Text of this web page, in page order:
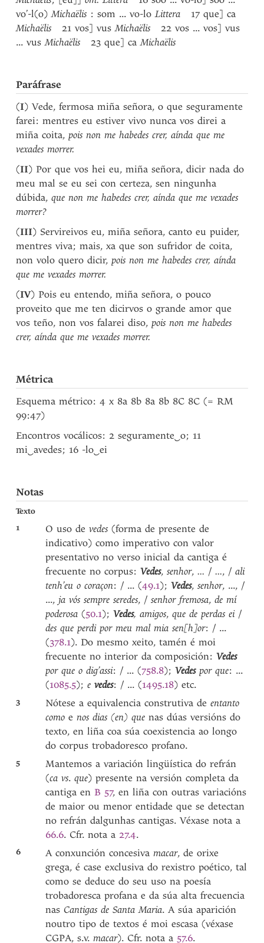
vo’-l(o)Michaëlis : som ... vo-loLittera 17 que] ca
Michaëlis
21 vos] vusMichaëlis 22 vos ... vos] vus
... vusMichaëlis 23 que] caMichaëlis
Paráfrase
(I) Vede, fermosa miña señora, o que seguramente
farei: mentres eu estiver vivo nunca vos direi a
miña coita,pois non me habedes crer, aínda que me
vexades morrer.
(II) Por que vos hei eu, miña señora, dicir nada do
meu mal se eu sei con certeza, sen ningunha
dúbida,que non me habedes crer, aínda que me vexades
morrer?
(III) Servireivos eu, miña señora, canto eu puider,
mentres viva; mais, xa que son sufridor de coita,
non volo quero dicir,pois non me habedes crer, aínda
que me vexades morrer.
(IV) Pois eu entendo, miña señora, o pouco
proveito que me ten dicirvos o grande amor que
vos teño, non vos falarei diso,pois non me habedes
crer, aínda que me vexades morrer.
Métrica
Esquema métrico: 4 x 8a 8b 8a 8b 8C 8C (= RM
99:47)
Encontros vocálicos: 2 seguramente ‿o; 11
mi ‿avedes; 16 -lo ‿ei
Notas
Texto
1
O uso devedes(forma de presente de
indicativo) como imperativo con valor
presentativo no verso inicial da cantiga é
frecuente no corpus:Vedes, senhor, ... / ..., / ali
tenh’eu o coraçon: / ... (49.1);Vedes, senhor, ..., /
..., ja vós sempre seredes, / senhor fremosa, de mí
poderosa(50.1);Vedes, amigos,que de perdas ei/
des que perdi por meu mal mia sen[h]or: / ...
(378.1). Do mesmo xeito, tamén é moi
frecuente no interior da composición:Vedes
por que o dig’assi: / ... (758.8);Vedespor que: ...
(1085.5);evedes: / ... (1495.18) etc.
3 Nótese a equivalencia construtiva deentanto
comoe nos dias (en) que nas dúas versións do
texto, en liña coa súa coexistencia ao longo
do corpus trobadoresco profano.
5
Mantemos a variación lingüística do refrán
(ca vs. que) presente na versión completa da
cantiga enB 57, en liña con outras variacións
de maior ou menor entidade que se detectan
no refrán dalgunhas cantigas. Véxase nota a
66.6. Cfr. nota a 27.4.
6 A conxunción concesivamacar, de orixe
grega, é case exclusiva do rexistro poético, tal
como se deduce do seu uso na poesía
trobadoresca profana e da súa alta frecuencia
nasCantigas de Santa Maria. A súa aparición
noutro tipo de textos é moi escasa (véxase
CGPA, s.v.macar). Cfr. nota a 57.6.